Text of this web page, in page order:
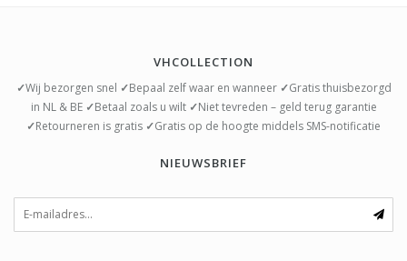
VHCOLLECTION
✓Wij bezorgen snel ✓Bepaal zelf waar en wanneer ✓Gratis thuisbezorgd
in NL & BE ✓Betaal zoals u wilt ✓Niet tevreden – geld terug garantie
✓Retourneren is gratis ✓Gratis op de hoogte middels SMS-notificatie
NIEUWSBRIEF